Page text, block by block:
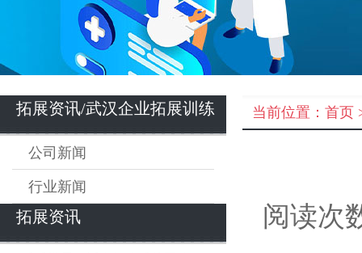
拓展资讯/武汉企业拓展训练
公司新闻
行业新闻
拓展资讯
当前位置： 首页
阅读次